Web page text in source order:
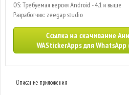
OS: Требуемая версия Android - 4.1 и выше
Разработчик: zeegap studio
Ссылка на скачивание
WAStickerApps для
Описание приложения